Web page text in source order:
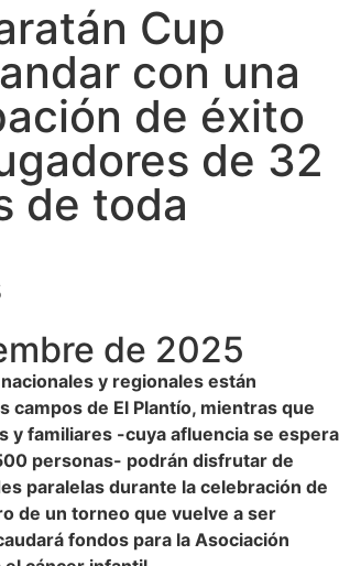
Cup
con una
de éxito
de 32
de toda
de 2025
y regionales están
campos de El Plantío, mientras que
y familiares -cuya afluencia se espera
personas- podrán disfrutar de
paralelas durante la celebración de
de un torneo que vuelve a ser
fondos para la Asociación